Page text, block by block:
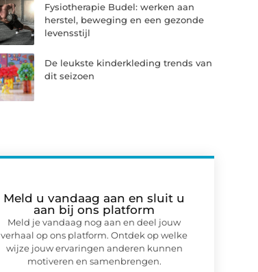
Fysiotherapie Budel: werken aan
herstel, beweging en een gezonde
levensstijl
De leukste kinderkleding trends van
dit seizoen
Meld u vandaag aan en sluit u
aan bij ons platform
Meld je vandaag nog aan en deel jouw
verhaal op ons platform. Ontdek op welke
wijze jouw ervaringen anderen kunnen
motiveren en samenbrengen.